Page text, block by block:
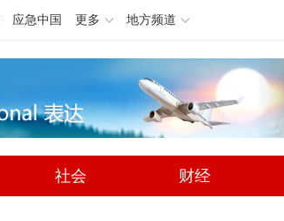
应急中国 更多 地方频道
社会 财经